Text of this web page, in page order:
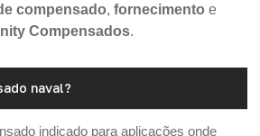
compensado, fornecimento e
Compensados.
naval?
indicado para aplicações onde